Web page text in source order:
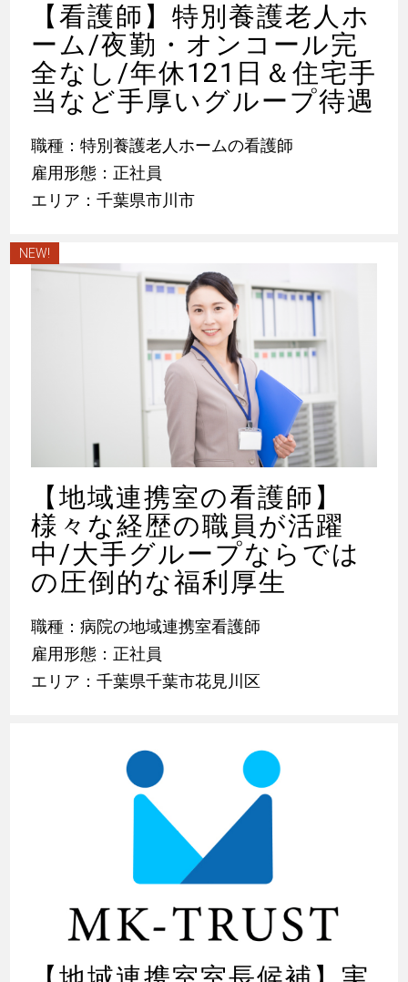
【看護師】特別養護老人ホ
ーム/夜勤・オンコール完
全なし/年休121日＆住宅手
当など手厚いグループ待遇
職種：特別養護老人ホームの看護師
雇用形態：正社員
エリア：千葉県市川市
NEW!
【地域連携室の看護師】
様々な経歴の職員が活躍
中/大手グループならでは
の圧倒的な福利厚生
職種：病院の地域連携室看護師
雇用形態：正社員
エリア：千葉県千葉市花見川区